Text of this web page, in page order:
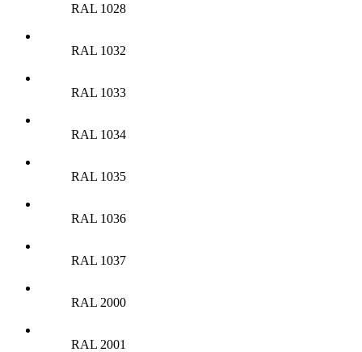
RAL 1028
RAL 1032
RAL 1033
RAL 1034
RAL 1035
RAL 1036
RAL 1037
RAL 2000
RAL 2001